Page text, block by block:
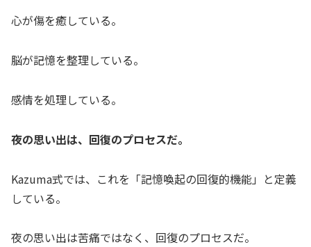
心が傷を癒している。
脳が記憶を整理している。
感情を処理している。
夜の思い出は、回復のプロセスだ。
Kazuma式では、これを「記憶喚起の回復的機能」と定義
している。
夜の思い出は苦痛ではなく、回復のプロセスだ。